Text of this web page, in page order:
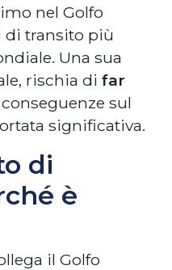
nel Golfo
di transito più
Una sua
rischia di far
sul
significativa.
di
è
il Golfo